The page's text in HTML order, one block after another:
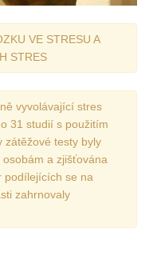
VE STRESU A
STRES
vyvolávající stres
31 studií s použitím
zátěžové testy byly
a zjišťována
podílejících se na
zahrnovaly